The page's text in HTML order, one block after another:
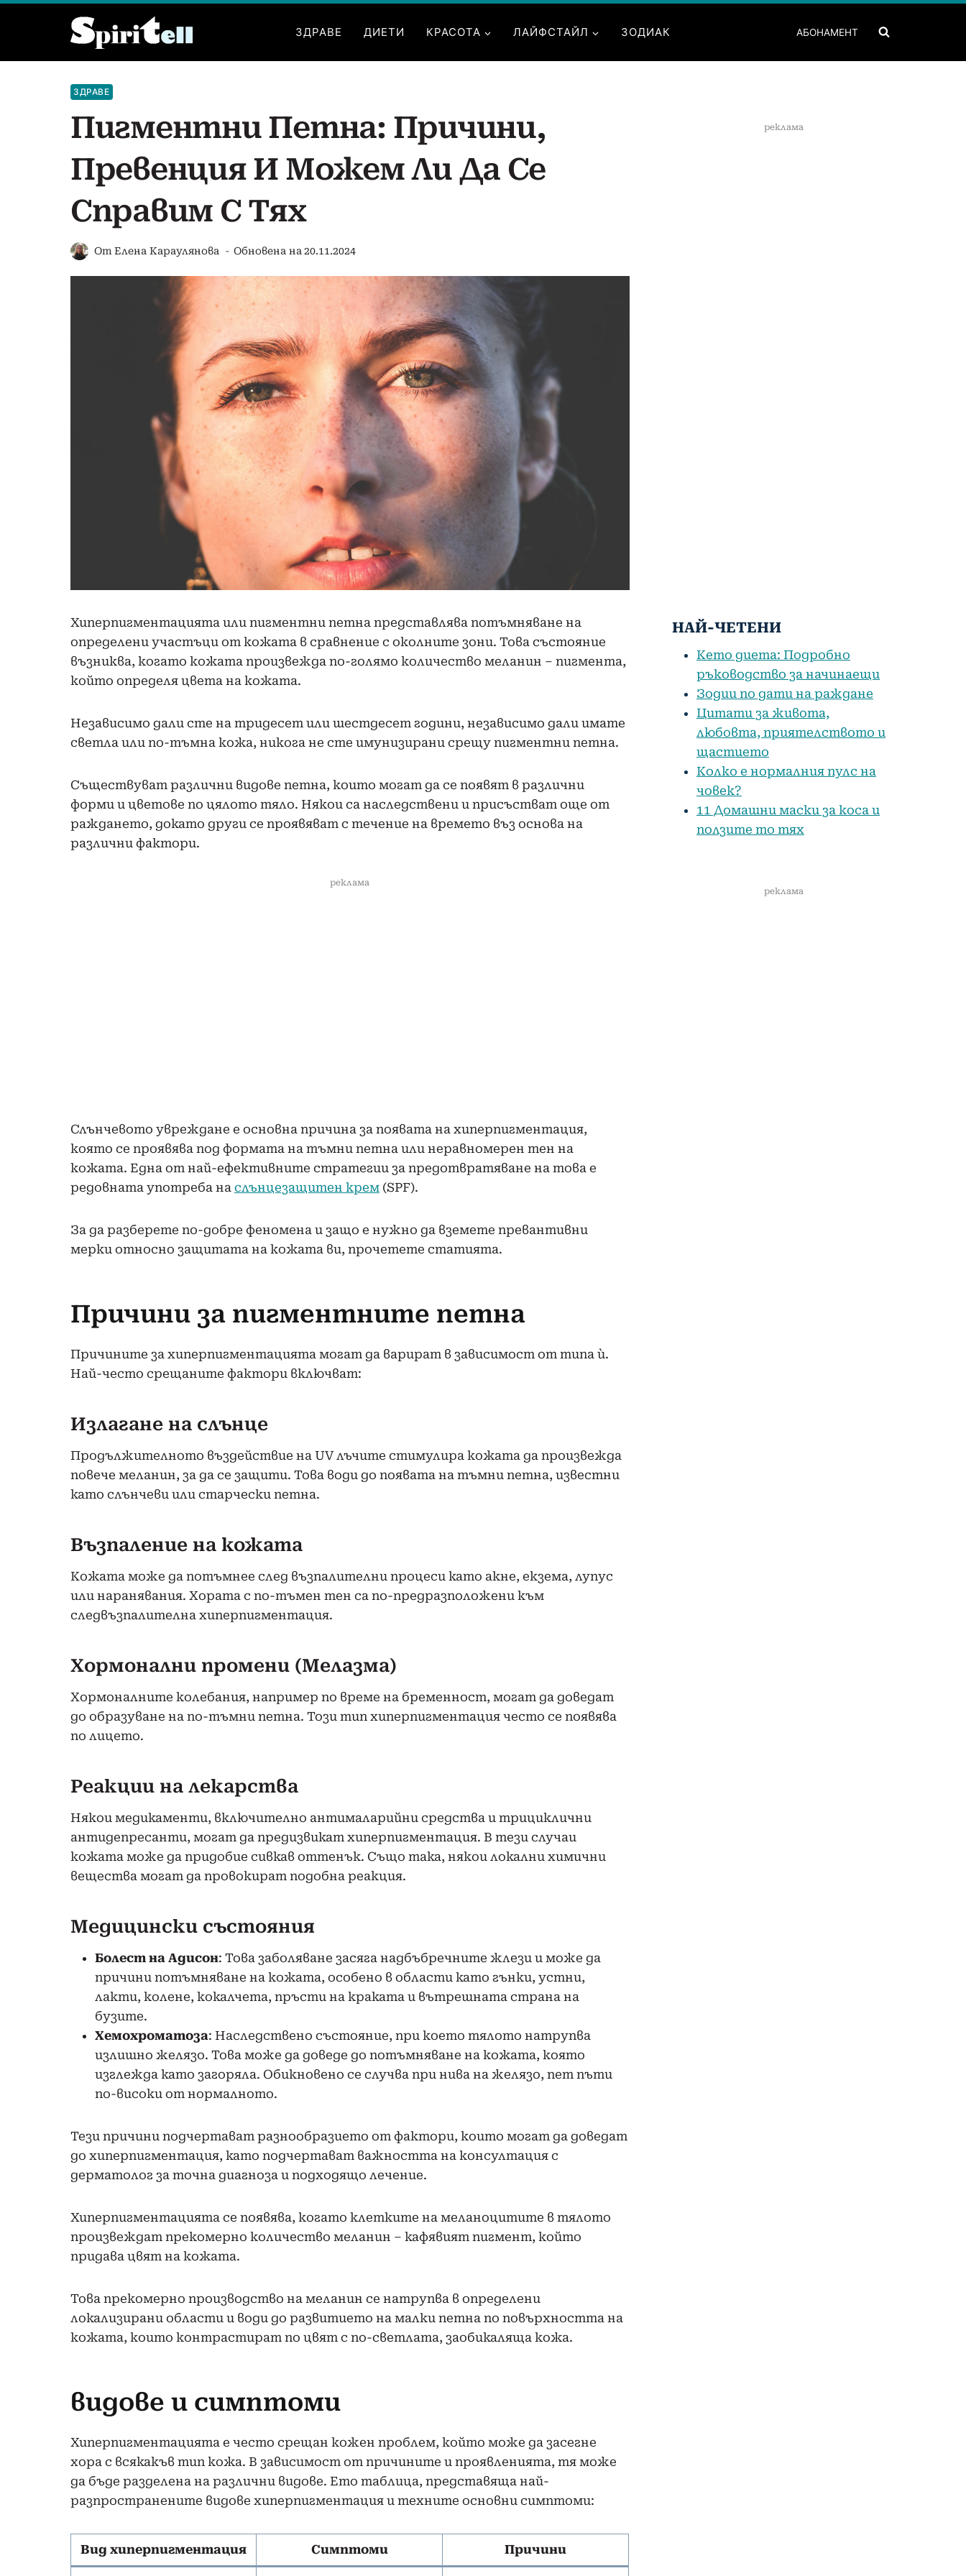
съдържанието
ЗДРАВЕ ДИЕТИ КРАСОТА ЛАЙФСТАЙЛ ЗОДИАК АБОНАМЕНТ
ЗДРАВЕ
Пигментни Петна: Причини,
Превенция И Можем Ли Да Се
Справим С Тях
ОтЕлена Караулянова Обновена на 20.11.2024
Хиперпигментацията или пигментни петна представлява потъмняване на
определени участъци от кожата в сравнение с околните зони. Това състояние
възниква, когато кожата произвежда по-голямо количество меланин – пигмента,
който определя цвета на кожата.
Независимо дали сте на тридесет или шестдесет години, независимо дали имате
светла или по-тъмна кожа, никога не сте имунизирани срещу пигментни петна.
Съществуват различни видове петна, които могат да се появят в различни
форми и цветове по цялото тяло. Някои са наследствени и присъстват още от
раждането, докато други се проявяват с течение на времето въз основа на
различни фактори.
реклама
Слънчевото увреждане е основна причина за появата на хиперпигментация,
която се проявява под формата на тъмни петна или неравномерен тен на
кожата. Една от най-ефективните стратегии за предотвратяване на това е
редовната употреба на слънцезащитен крем (SPF).
За да разберете по-добре феномена и защо е нужно да вземете превантивни
мерки относно защитата на кожата ви, прочетете статията.
Причини за пигментните петна
Причините за хиперпигментацията могат да варират в зависимост от типа ѝ.
Най-често срещаните фактори включват:
Излагане на слънце
Продължителното въздействие на UV лъчите стимулира кожата да произвежда
повече меланин, за да се защити. Това води до появата на тъмни петна, известни
като слънчеви или старчески петна.
Възпаление на кожата
Кожата може да потъмнее след възпалителни процеси като акне, екзема, лупус
или наранявания. Хората с по-тъмен тен са по-предразположени към
следвъзпалителна хиперпигментация.
Хормонални промени (Мелазма)
Хормоналните колебания, например по време на бременност, могат да доведат
до образуване на по-тъмни петна. Този тип хиперпигментация често се появява
по лицето.
Реакции на лекарства
Някои медикаменти, включително антималарийни средства и трициклични
антидепресанти, могат да предизвикат хиперпигментация. В тези случаи
кожата може да придобие сивкав оттенък. Също така, някои локални химични
вещества могат да провокират подобна реакция.
Медицински състояния
Болест на Адисон: Това заболяване засяга надбъбречните жлези и може да
причини потъмняване на кожата, особено в области като гънки, устни,
лакти, колене, кокалчета, пръсти на краката и вътрешната страна на
бузите.
Хемохроматоза: Наследствено състояние, при което тялото натрупва
излишно желязо. Това може да доведе до потъмняване на кожата, която
изглежда като загоряла. Обикновено се случва при нива на желязо, пет пъти
по-високи от нормалното.
Тези причини подчертават разнообразието от фактори, които могат да доведат
до хиперпигментация, като подчертават важността на консултация с
дерматолог за точна диагноза и подходящо лечение.
Хиперпигментацията се появява, когато клетките на меланоцитите в тялото
произвеждат прекомерно количество меланин – кафявият пигмент, който
придава цвят на кожата.
Това прекомерно производство на меланин се натрупва в определени
локализирани области и води до развитието на малки петна по повърхността на
кожата, които контрастират по цвят с по-светлата, заобикаляща кожа.
видове и симптоми
Хиперпигментацията е често срещан кожен проблем, който може да засегне
хора с всякакъв тип кожа. В зависимост от причините и проявленията, тя може
да бъде разделена на различни видове. Ето таблица, представяща най-
разпространените видове хиперпигментация и техните основни симптоми:
Вид хиперпигментация Симптоми Причини
реклама
НАЙ-ЧЕТЕНИ
Кето диета: Подробно
ръководство за начинаещи
Зодии по дати на раждане
Цитати за живота,
любовта, приятелството и
щастието
Колко е нормалния пулс на
човек?
11 Домашни маски за коса и
ползите то тях
реклама